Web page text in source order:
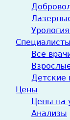
Специалисты
Все
Детские
Цены
Цены на
Анализы